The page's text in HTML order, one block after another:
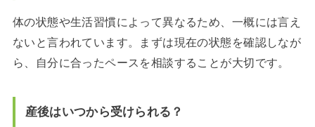
体の状態や生活習慣によって異なるため、一概には言え
ないと言われています。まずは現在の状態を確認しなが
ら、自分に合ったペースを相談することが大切です。
産後はいつから受けられる？